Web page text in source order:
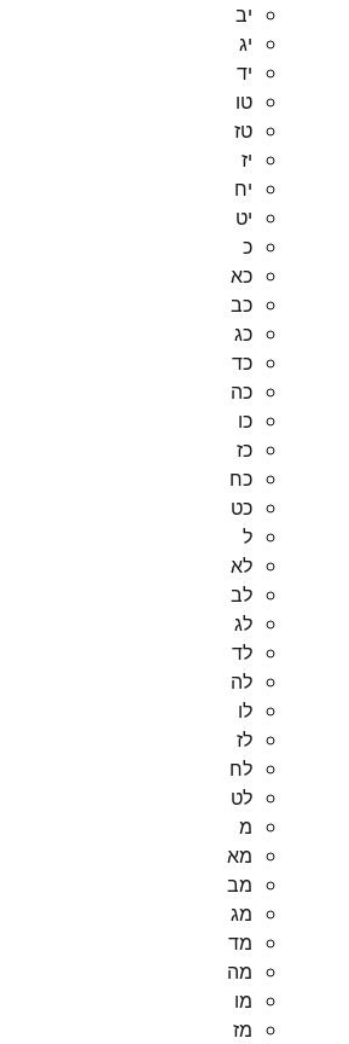
יב
יג
יד
טו
טז
יז
יח
יט
כ
כא
כב
כג
כד
כה
כו
כז
כח
כט
ל
לא
לב
לג
לד
לה
לו
לז
לח
לט
מ
מא
מב
מג
מד
מה
מו
מז